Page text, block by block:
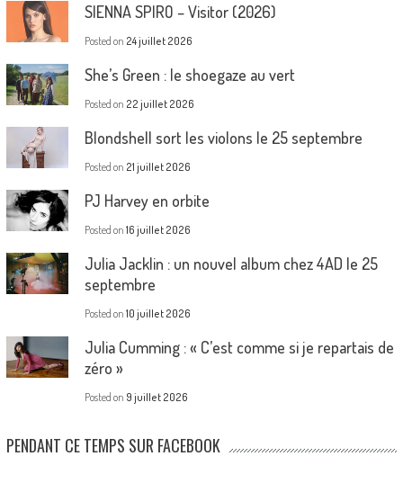
SIENNA SPIRO – Visitor (2026)
Posted on 24 juillet 2026
She’s Green : le shoegaze au vert
Posted on 22 juillet 2026
Blondshell sort les violons le 25 septembre
Posted on 21 juillet 2026
PJ Harvey en orbite
Posted on 16 juillet 2026
Julia Jacklin : un nouvel album chez 4AD le 25
septembre
Posted on 10 juillet 2026
Julia Cumming : « C’est comme si je repartais de
zéro »
Posted on 9 juillet 2026
PENDANT CE TEMPS SUR FACEBOOK